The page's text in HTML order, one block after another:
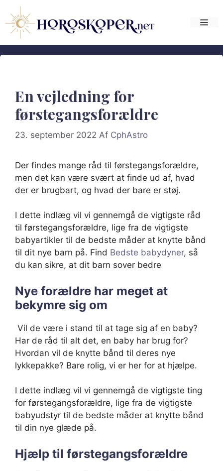
indhold
En vejledning for
førstegangsforældre
23. september 2022 Af CphAstro
Der findes mange råd til førstegangsforældre,
men det kan være svært at finde ud af, hvad
der er brugbart, og hvad der bare er støj.
I dette indlæg vil vi gennemgå de vigtigste råd
til førstegangsforældre, lige fra de vigtigste
babyartikler til de bedste måder at knytte bånd
til dit nye barn på. Find Bedste babydyner, så
du kan sikre, at dit barn sover bedre
Nye forældre har meget at
bekymre sig om
Vil de være i stand til at tage sig af en baby?
Har de råd til alt det, en baby har brug for?
Hvordan vil de knytte bånd til deres nye
lykkepakke? Bare rolig, vi er her for at hjælpe.
I dette indlæg vil vi gennemgå de vigtigste ting
for førstegangsforældre, lige fra de vigtigste
babyudstyr til de bedste måder at knytte bånd
til din nye glæde på.
Hjælp til førstegangsforældre